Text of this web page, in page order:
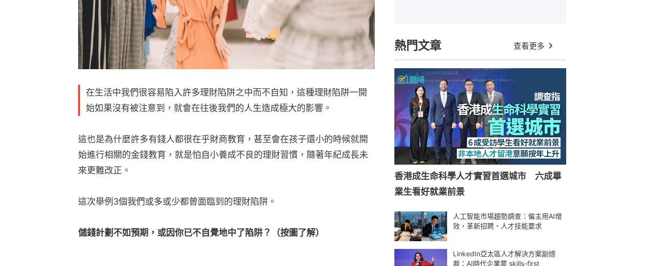
在生活中我們很容易陷入許多理財陷阱之中而不自知，這種理財陷阱一開
始如果沒有被注意到，就會在往後我們的人生造成極大的影響。
這也是為什麼許多有錢人都很在乎財商教育，甚至會在孩子還小的時候就開
始進行相關的金錢教育，就是怕自小養成不良的理財習慣，隨著年紀成長未
來更難改正。
這次舉例3個我們或多或少都曾面臨到的理財陷阱。
儲錢計劃不如預期，或因你已不自覺地中了陷阱？（按圖了解）
熱門文章 查看更多
香港成生命科學人才實習首選城市 六成畢
業生看好就業前景
人工智能市場趨勢調查：僱主用AI增
效，革新招聘、人才技能要求
LinkedIn亞太區人才解決方案副總
裁：AI時代企業要 skills-first